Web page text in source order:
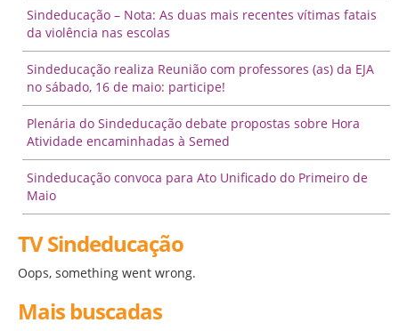
Sindeducação – Nota: As duas mais recentes vítimas fatais
da violência nas escolas
Sindeducação realiza Reunião com professores (as) da EJA
no sábado, 16 de maio: participe!
Plenária do Sindeducação debate propostas sobre Hora
Atividade encaminhadas à Semed
Sindeducação convoca para Ato Unificado do Primeiro de
Maio
TV Sindeducação
Oops, something went wrong.
Mais buscadas